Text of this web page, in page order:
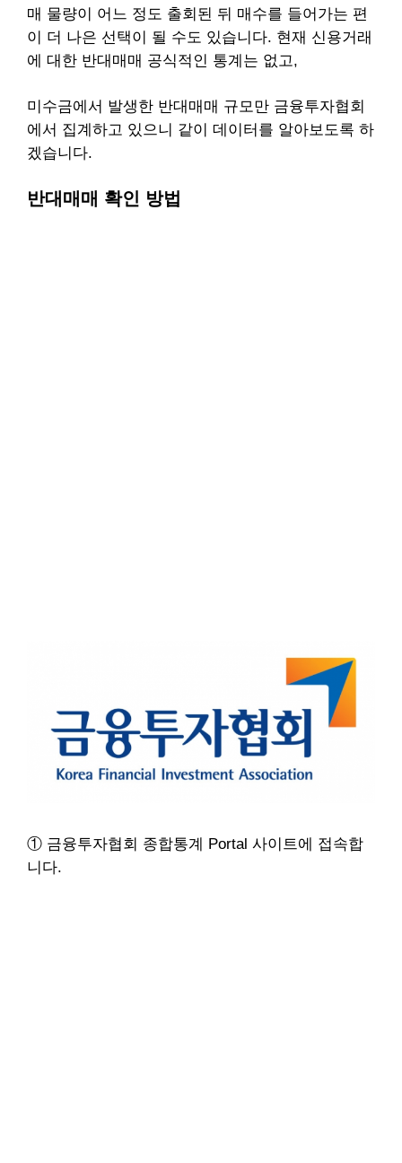
매 물량이 어느 정도 출회된 뒤 매수를 들어가는 편
이 더 나은 선택이 될 수도 있습니다. 현재 신용거래
에 대한 반대매매 공식적인 통계는 없고,
미수금에서 발생한 반대매매 규모만 금융투자협회
에서 집계하고 있으니 같이 데이터를 알아보도록 하
겠습니다.
반대매매 확인 방법
① 금융투자협회 종합통계 Portal 사이트에 접속합
니다.